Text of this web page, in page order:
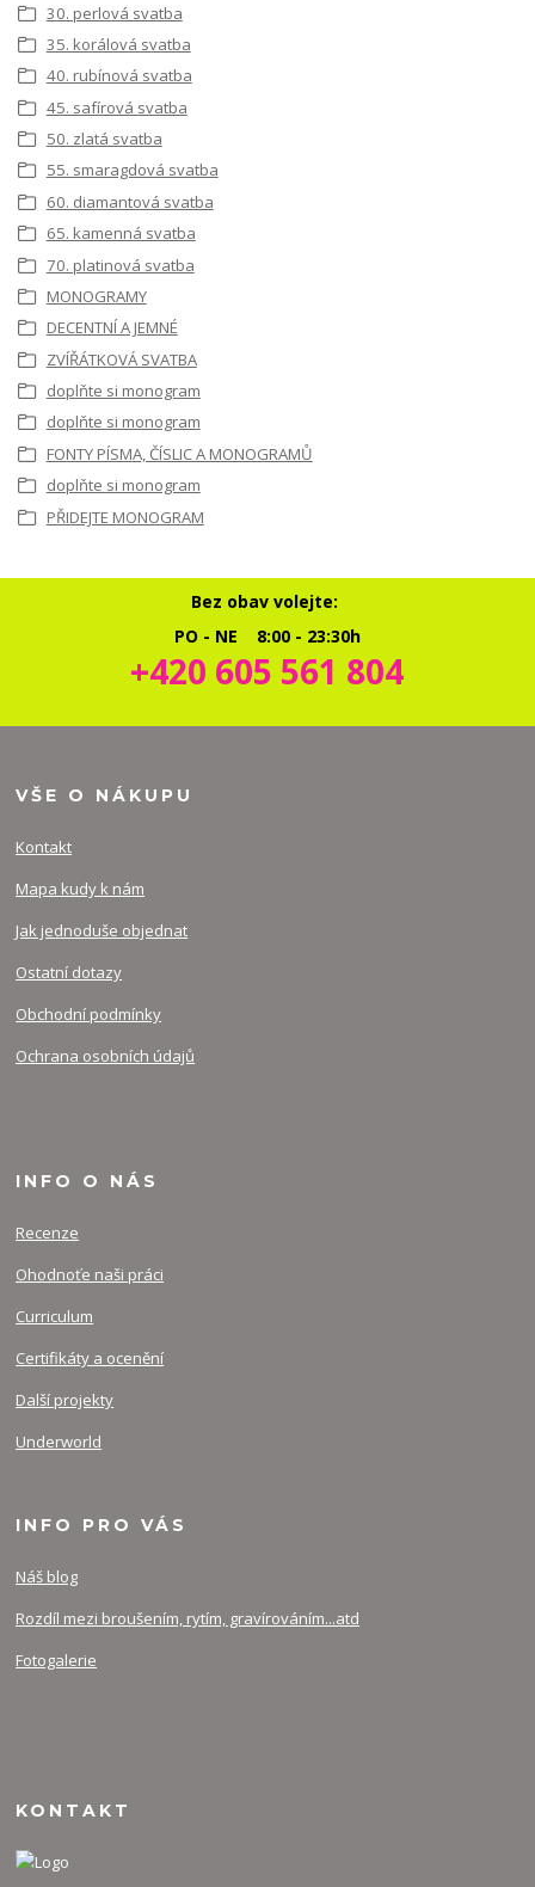
30. perlová svatba
35. korálová svatba
40. rubínová svatba
45. safírová svatba
50. zlatá svatba
55. smaragdová svatba
60. diamantová svatba
65. kamenná svatba
70. platinová svatba
MONOGRAMY
DECENTNÍ A JEMNÉ
ZVÍŘÁTKOVÁ SVATBA
doplňte si monogram
doplňte si monogram
FONTY PÍSMA, ČÍSLIC A MONOGRAMŮ
doplňte si monogram
PŘIDEJTE MONOGRAM
Bez obav volejte:
PO - NE 8:00 - 23:30h
+420 605 561 804
VŠE O NÁKUPU
Kontakt
Mapa kudy k nám
Jak jednoduše objednat
Ostatní dotazy
Obchodní podmínky
Ochrana osobních údajů
INFO O NÁS
Recenze
Ohodnoťe naši práci
Curriculum
Certifikáty a ocenění
Další projekty
Underworld
INFO PRO VÁS
Náš blog
Rozdíl mezi broušením, rytím, gravírováním...atd
Fotogalerie
KONTAKT